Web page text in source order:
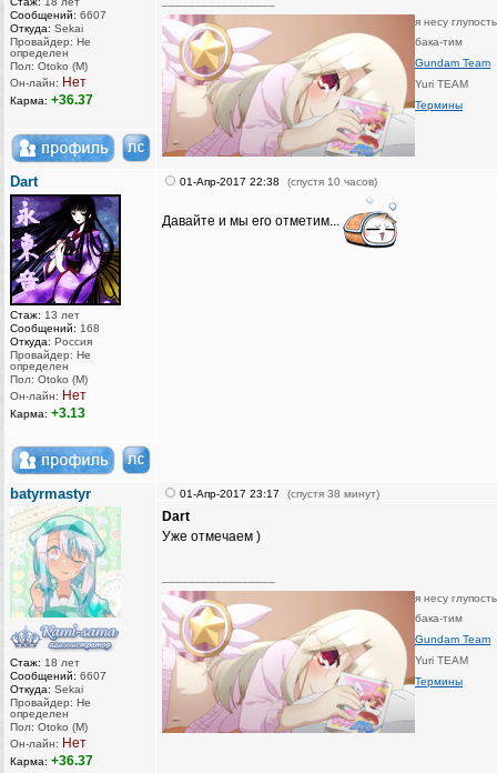
Сообщений: 6607
Откуда: Sekai
Провайдер: Не
определен
Пол: Otoko (M)
Он-лайн: Нет
Карма: +36.37
я несу
бака-тим
Gundam Team
Yuri TEAM
Термины
Dart
Стаж: 13 лет
Сообщений: 168
Откуда: Россия
Провайдер: Не
определен
Пол: Otoko (M)
Он-лайн: Нет
Карма: +3.13
01-Апр-2017 22:38 (спустя 10 часов)
Давайте и мы его отметим...
batyrmastyr
Стаж: 18 лет
Сообщений: 6607
Откуда: Sekai
Провайдер: Не
определен
Пол: Otoko (M)
Он-лайн: Нет
Карма: +36.37
01-Апр-2017 23:17 (спустя 38 минут)
Dart
Уже отмечаем )
я несу
бака-тим
Gundam Team
Yuri TEAM
Термины